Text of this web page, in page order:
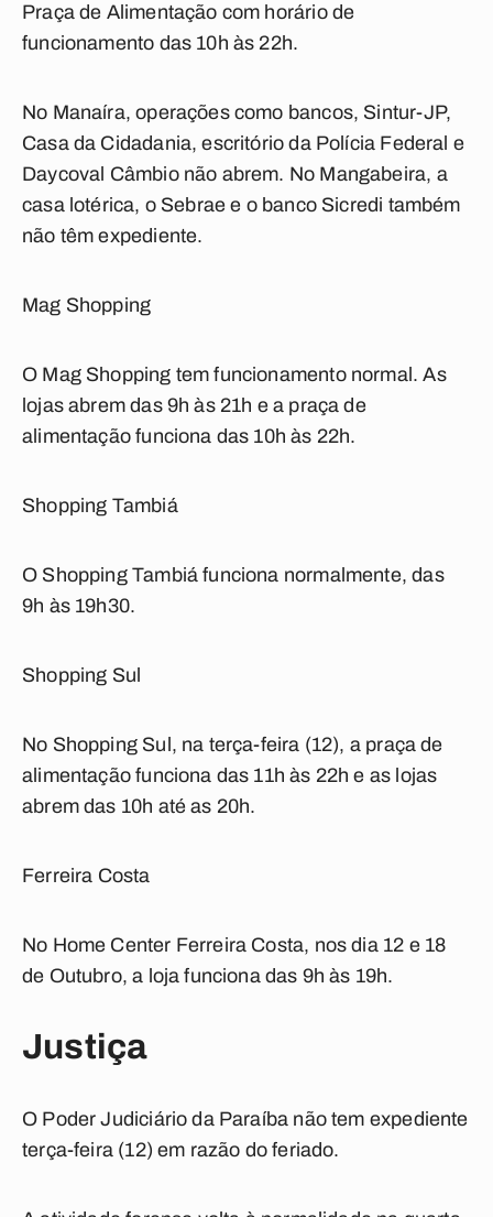
Praça de Alimentação com horário de
funcionamento das 10h às 22h.
No Manaíra, operações como bancos, Sintur-JP,
Casa da Cidadania, escritório da Polícia Federal e
Daycoval Câmbio não abrem. No Mangabeira, a
casa lotérica, o Sebrae e o banco Sicredi também
não têm expediente.
Mag Shopping
O Mag Shopping tem funcionamento normal. As
lojas abrem das 9h às 21h e a praça de
alimentação funciona das 10h às 22h.
Shopping Tambiá
O Shopping Tambiá funciona normalmente, das
9h às 19h30.
Shopping Sul
No Shopping Sul, na terça-feira (12), a praça de
alimentação funciona das 11h às 22h e as lojas
abrem das 10h até as 20h.
Ferreira Costa
No Home Center Ferreira Costa, nos dia 12 e 18
de Outubro, a loja funciona das 9h às 19h.
Justiça
O Poder Judiciário da Paraíba não tem expediente
terça-feira (12) em razão do feriado.